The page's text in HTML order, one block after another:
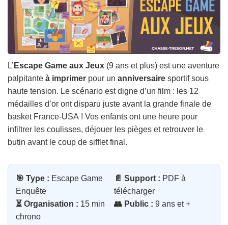
L’ Escape Game aux Jeux (9 ans et plus) est une aventure
palpitante à imprimer pour un anniversaire sportif sous
haute tension. Le scénario est digne d’un film : les 12
médailles d’or ont disparu juste avant la grande finale de
basket France-USA ! Vos enfants ont une heure pour
infiltrer les coulisses, déjouer les pièges et retrouver le
butin avant le coup de sifflet final.
🎯 Type : Escape Game
Enquête
📄 Support : PDF à
télécharger
⏳ Organisation : 15 min
chrono
👥 Public : 9 ans et +